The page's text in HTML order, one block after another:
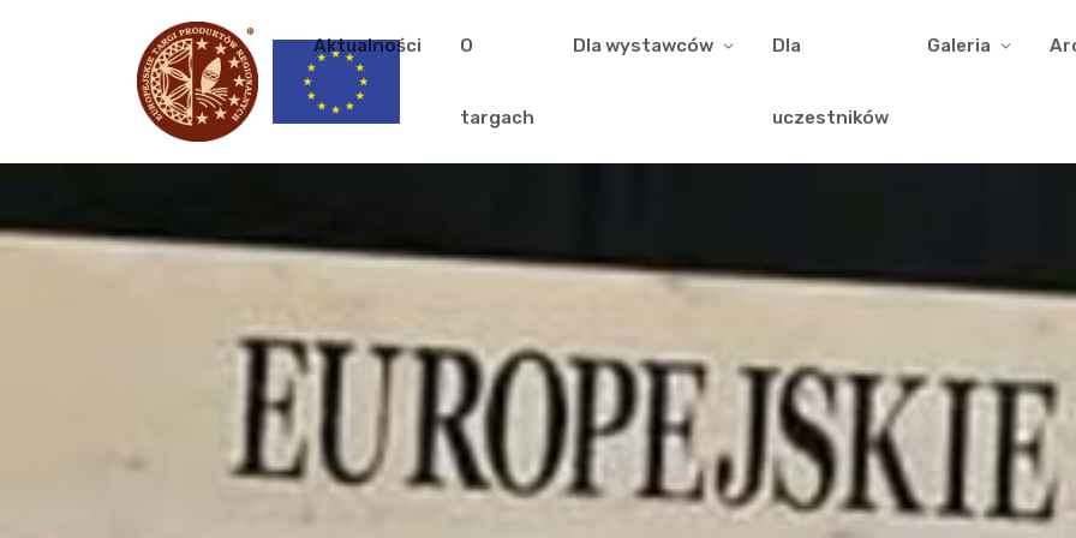
Aktualności O
targach
Dla wystawców Dla
uczestników
Galeria